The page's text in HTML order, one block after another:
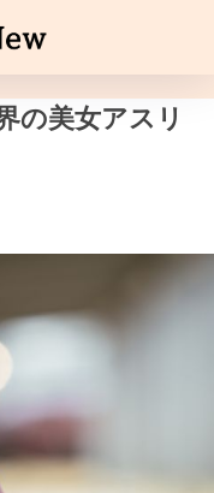
の美女アスリ